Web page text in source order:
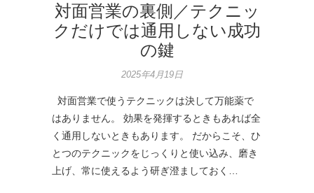
対面営業の裏側／テクニッ
クだけでは通用しない成功
の鍵
2025年4月19日
対面営業で使うテクニックは決して万能薬で
はありません。 効果を発揮するときもあれば全
く通用しないときもあります。 だからこそ、ひ
とつのテクニックをじっくりと使い込み、磨き
上げ、常に使えるよう研ぎ澄ましておく…